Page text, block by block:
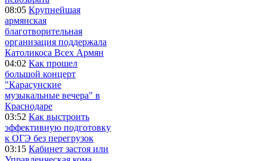
08:05 Крупнейшая
армянская
благотворительная
организация поддержала
Католикоса Всех Армян
04:02 Как прошел
большой концерт
"Карасунские
музыкальные вечера" в
Краснодаре
03:52 Как выстроить
эффективную подготовку
к ОГЭ без перегрузок
03:15 Кабинет застоя или